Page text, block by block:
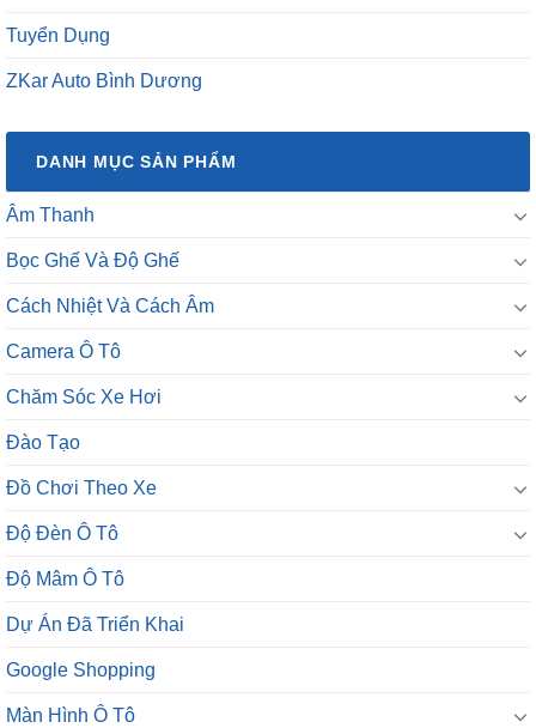
Tuyển Dụng
ZKar Auto Bình Dương
DANH MỤC SẢN PHẨM
Âm Thanh
Bọc Ghế Và Độ Ghế
Cách Nhiệt Và Cách Âm
Camera Ô Tô
Chăm Sóc Xe Hơi
Đào Tạo
Đồ Chơi Theo Xe
Độ Đèn Ô Tô
Độ Mâm Ô Tô
Dự Án Đã Triển Khai
Google Shopping
Màn Hình Ô Tô